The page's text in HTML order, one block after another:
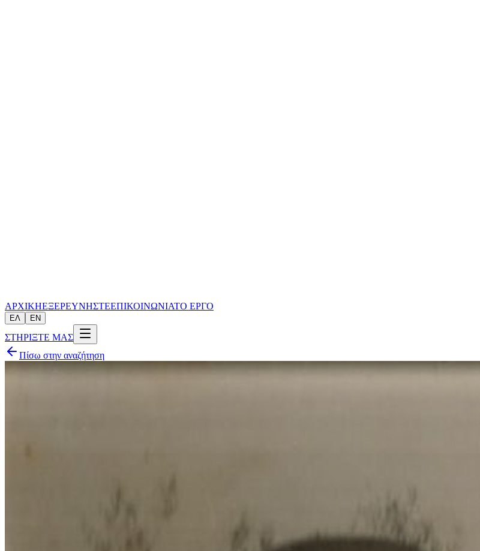
ΑΡΧΙΚΗΕΞΕΡΕΥΝΗΣΤΕΕΠΙΚΟΙΝΩΝΙΑΤΟ ΕΡΓΟ
ΕΛ EN
ΣΤΗΡΙΞΤΕ ΜΑΣ
Πίσω στην αναζήτηση